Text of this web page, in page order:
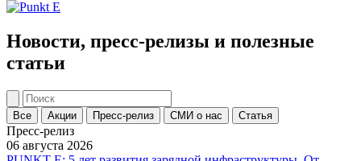
Новости, пресс-релизы и полезные
статьи
Все Акции Пресс-релиз СМИ о нас Статья
Пресс-релиз
06 августа 2026